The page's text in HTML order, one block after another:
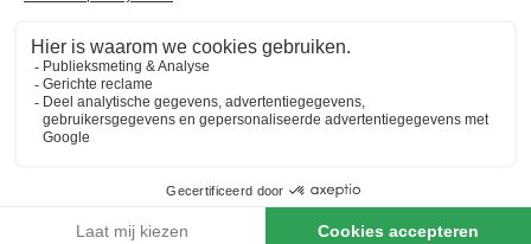
Het maximaal aantal huisdieren dat is toegestaan wordt
aangegeven in de gegevens van de accommodatie.
Praktische informatie
Horecagelegenheid met terras
Aantal staanplaatsen op het park:22 accommodaties
NRA (verhuurregistratienummer):